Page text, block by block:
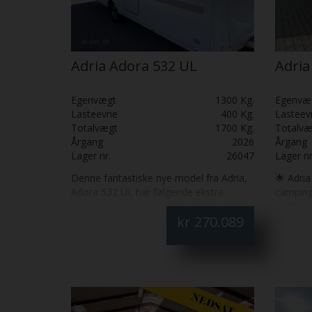
Adria Adora 532 UL
Egenvægt
1300 Kg.
Lasteevne
400 Kg.
Totalvægt
1700 Kg.
Årgang
2026
Lager nr.
26047
Denne fantastiske nye model fra Adria,
udstyr der er med i prisen: Truma Combi
6E fyr, TV-holder, smartbox opbevaring i
kr 270.089
Årgang
Lager
🌟
Adria